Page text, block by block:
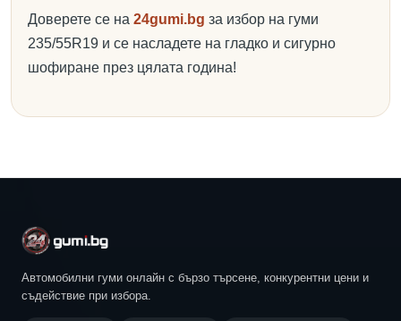
Доверете се на 24gumi.bg за избор на гуми
235/55R19 и се насладете на гладко и сигурно
шофиране през цялата година!
Автомобилни гуми онлайн с бързо търсене, конкурентни цени и
съдействие при избора.